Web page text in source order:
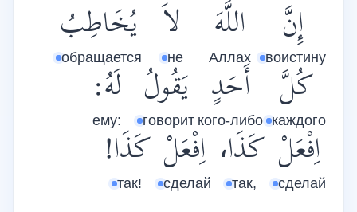
إِنَّ
воистину
اللَّهَ
Аллах
لاَ
не
يُخَاطِبُ
обращается
كُلَّ
каждого
أَحَدٍ
кого-либо
يَقُولُ
говорит
لَهُ:
ему:
اِفْعَلْ
сделай
كَذَا،
так,
اِفْعَلْ
сделай
كَذَا!
так!